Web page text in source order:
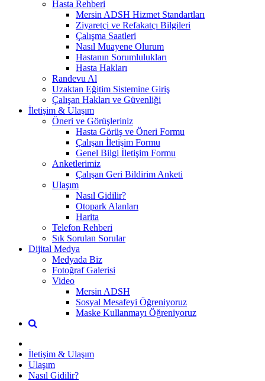
Hasta Rehberi
Mersin ADSH Hizmet Standartları
Ziyaretçi ve Refakatçı Bilgileri
Çalışma Saatleri
Nasıl Muayene Olurum
Hastanın Sorumlulukları
Hasta Hakları
Randevu Al
Uzaktan Eğitim Sistemine Giriş
Çalışan Hakları ve Güvenliği
İletişim & Ulaşım
Öneri ve Görüşleriniz
Hasta Görüş ve Öneri Formu
Çalışan İletişim Formu
Genel Bilgi İletişim Formu
Anketlerimiz
Çalışan Geri Bildirim Anketi
Ulaşım
Nasıl Gidilir?
Otopark Alanları
Harita
Telefon Rehberi
Sık Sorulan Sorular
Dijital Medya
Medyada Biz
Fotoğraf Galerisi
Video
Mersin ADSH
Sosyal Mesafeyi Öğreniyoruz
Maske Kullanmayı Öğreniyoruz
İletişim & Ulaşım
Ulaşım
Nasıl Gidilir?